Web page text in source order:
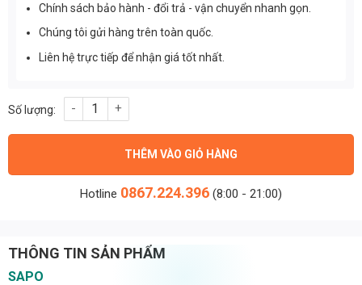
Chính sách bảo hành - đổi trả - vận chuyển nhanh gọn.
Chúng tôi gửi hàng trên toàn quốc.
Liên hệ trực tiếp để nhận giá tốt nhất.
Đèn Led Ngoài Trời 150w 3030 Philips Lumileds (TDL-FL)
THÊM VÀO GIỎ HÀNG
Hotline 0867.224.396 (8:00 - 21:00)
THÔNG TIN SẢN PHẨM
SAPO